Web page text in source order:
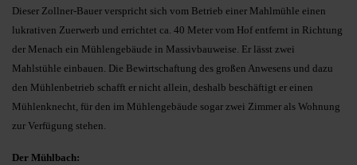
Dieser Zollner-Bauer verspricht sich vom Betrieb einer Mahlmühle einen
lukrativen Zuerwerb und errichtet ca. 40 Meter vom Hof entfernt in Richtung
der Menach ein Mühlengebäude in Massivbauweise. Er lässt zwei
Mahlstühle einbauen. Die Bewirtschaftung des großen Anwesens und dazu
den Mühlenbetrieb schafft er nicht allein, deshalb beschäftigt er einen
Mühlenknecht, für den im Mühlengebäude sogar zwei Zimmer als Wohnung
zur Verfügung stehen.
Der Mühlbach: